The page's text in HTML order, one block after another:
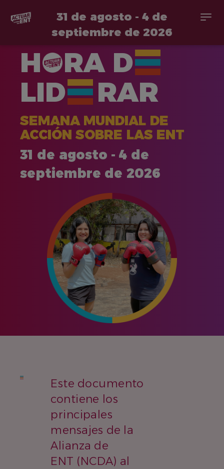
contenido
31 de agosto - 4 de
septiembre de 2026
H RA D
LID
RAR
SEMANA MUNDIAL DE
ACCIÓN SOBRE LAS ENT
31 de agosto - 4 de
septiembre de 2026
Este documento
contiene los
principales
mensajes de la
Alianza de
ENT (NCDA) al